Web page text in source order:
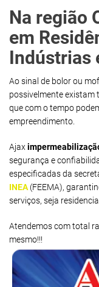
Na região
em
Indústrias
Ao sinal de bolor ou
possivelmente existam
que com o tempo
empreendimento.
Ajax
segurança e
especificadas da
INEA (FEEMA),
serviços, seja
Atendemos com total
mesmo!!!